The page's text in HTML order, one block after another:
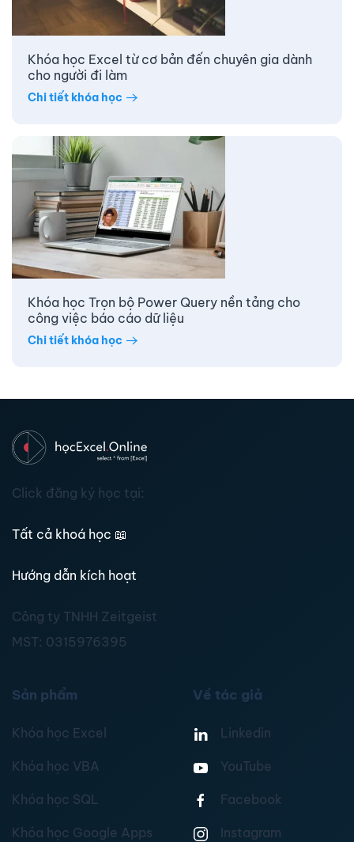
Khóa học Excel từ cơ bản đến chuyên gia dành
cho người đi làm
Chi tiết khóa học
Khóa học Trọn bộ Power Query nền tảng cho
công việc báo cáo dữ liệu
Chi tiết khóa học
Click đăng ký học tại:
Tất cả khoá học 📖
Hướng dẫn kích hoạt
Công ty TNHH Zeitgeist
MST: 0315976395
Sản phẩm
Khóa học Excel
Khóa học VBA
Khóa học SQL
Khóa học Google Apps
Về tác giả
Linkedin
YouTube
Facebook
Instagram